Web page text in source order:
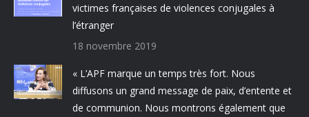
victimes françaises de violences conjugales à
l’étranger
18 novembre 2019
« L’APF marque un temps très fort. Nous
diffusons un grand message de paix, d’entente et
de communion. Nous montrons également que